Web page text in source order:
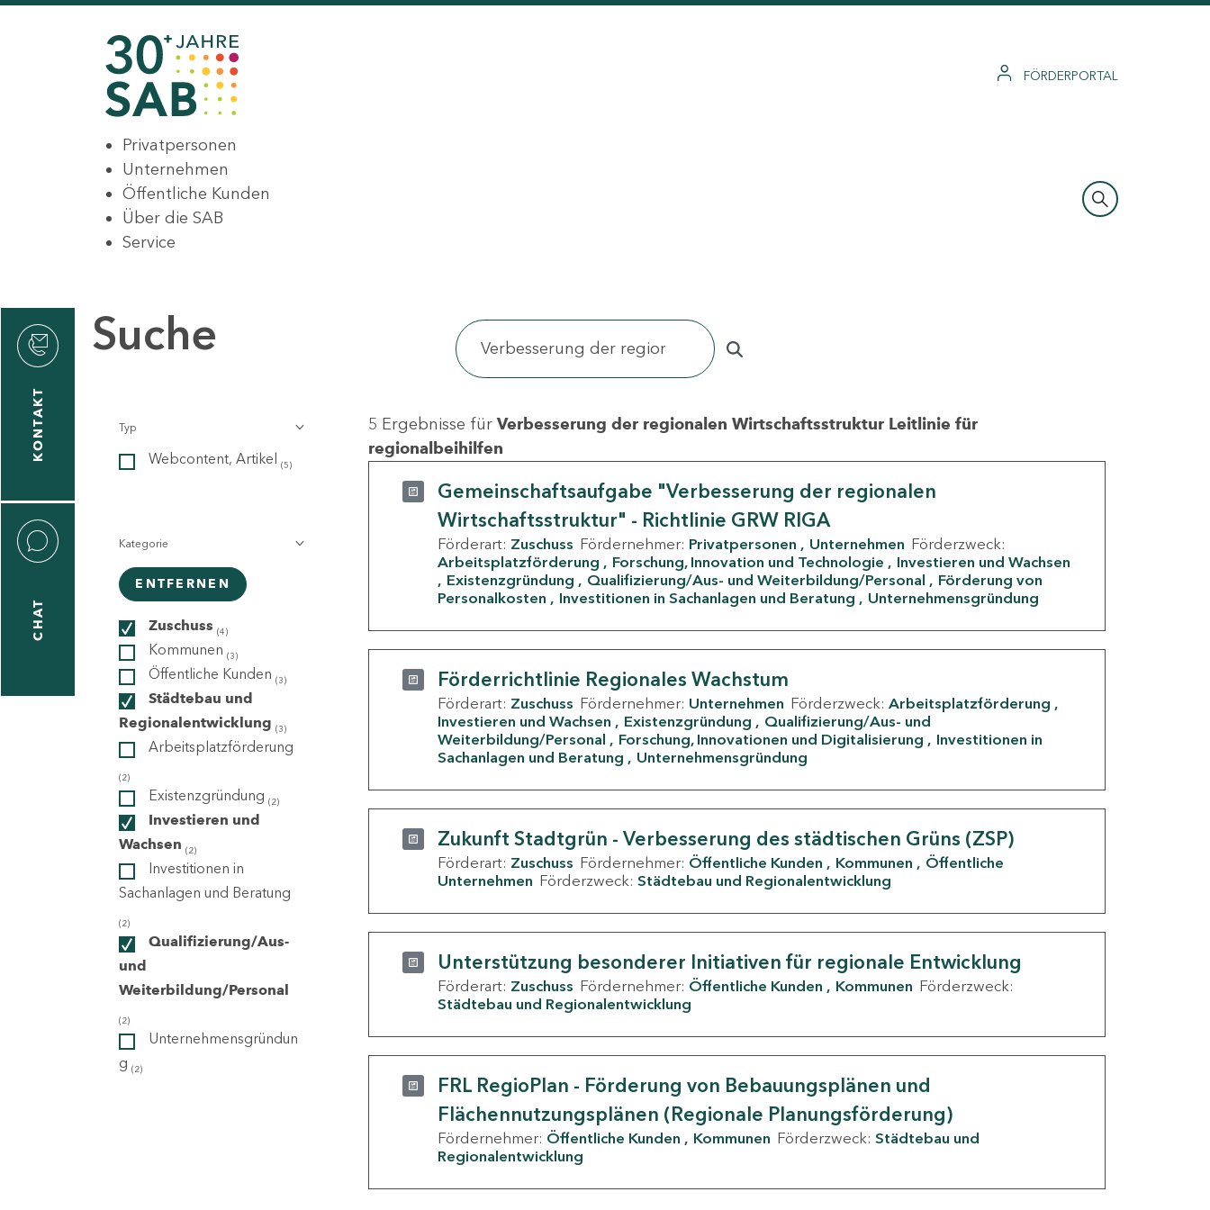
FÖRDERPORTAL
Privatpersonen
Unternehmen
Öffentliche Kunden
Über die SAB
Service
KONTAKT
CHAT
Suche
Typ
Webcontent, Artikel (5)
Kategorie
ENTFERNEN
Zuschuss (4)
Kommunen (3)
Öffentliche Kunden (3)
Städtebau und
Regionalentwicklung (3)
Arbeitsplatzförderung
(2)
Existenzgründung (2)
Investieren und
Wachsen (2)
Investitionen in
Sachanlagen und Beratung
(2)
Qualifizierung/Aus-
und
Weiterbildung/Personal
(2)
Unternehmensgründun
g (2)
5 Ergebnisse für Verbesserung der regionalen Wirtschaftsstruktur Leitlinie für
regionalbeihilfen
Gemeinschaftsaufgabe "Verbesserung der regionalen
Wirtschaftsstruktur" - Richtlinie GRW RIGA
Förderart: Zuschuss Fördernehmer: Privatpersonen Unternehmen Förderzweck:
Arbeitsplatzförderung
Forschung, Innovation und Technologie
Investieren und Wachsen
Existenzgründung
Qualifizierung/Aus- und Weiterbildung/Personal
Förderung von
Personalkosten
Investitionen in Sachanlagen und Beratung Unternehmensgründung
Förderrichtlinie Regionales Wachstum
Förderart: Zuschuss Fördernehmer: Unternehmen Förderzweck: Arbeitsplatzförderung
Investieren und Wachsen
Existenzgründung
Qualifizierung/Aus- und
Weiterbildung/Personal
Forschung, Innovationen und Digitalisierung
Investitionen in
Sachanlagen und Beratung
Unternehmensgründung
Zukunft Stadtgrün - Verbesserung des städtischen Grüns (ZSP)
Förderart: Zuschuss Fördernehmer: Öffentliche Kunden Kommunen
Öffentliche
Unternehmen Förderzweck: Städtebau und Regionalentwicklung
Unterstützung besonderer Initiativen für regionale Entwicklung
Förderart: Zuschuss Fördernehmer: Öffentliche Kunden Kommunen Förderzweck:
Städtebau und Regionalentwicklung
FRL RegioPlan - Förderung von Bebauungsplänen und
Flächennutzungsplänen (Regionale Planungsförderung)
Fördernehmer: Öffentliche Kunden Kommunen Förderzweck: Städtebau und
Regionalentwicklung